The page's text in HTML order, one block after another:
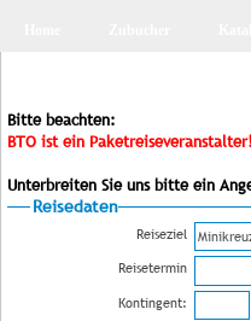
Bitte beachten:
BTO ist ein
Unterbreiten Sie uns bitte ein
Reisedaten
Reiseziel
Reisetermin
Kontingent: